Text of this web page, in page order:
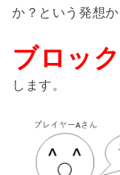
か？という発想か
ブロッ
します。